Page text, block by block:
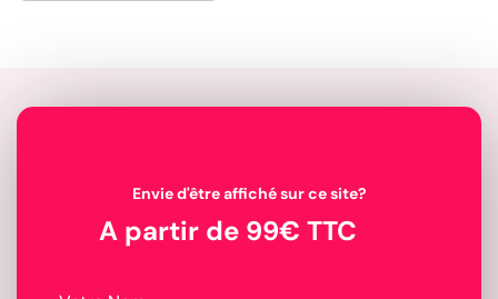
Envie d'être affiché sur ce site?
A partir de 99€ TTC